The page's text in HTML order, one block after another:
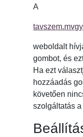
A
weboldalt
gombot, és
Ha ezt
hozzáadás
követően
szolgáltatás